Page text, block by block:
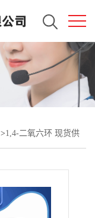
>1,4-二氧六环 现货供